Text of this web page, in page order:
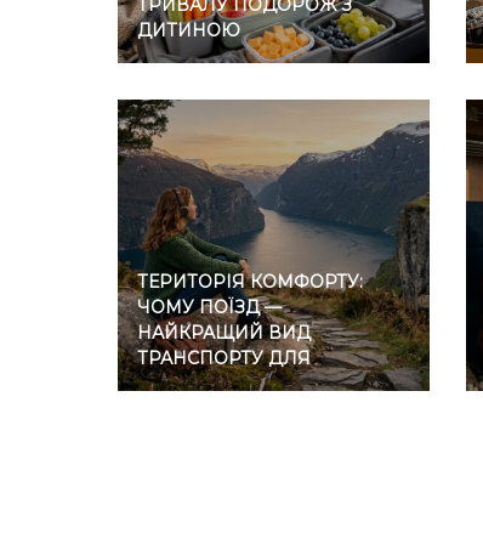
ТРИВАЛУ ПОДОРОЖ З
ДИТИНОЮ
ТЕРИТОРІЯ КОМФОРТУ:
ЧОМУ ПОЇЗД —
НАЙКРАЩИЙ ВИД
ТРАНСПОРТУ ДЛЯ
ІНТРОВЕРТІВ